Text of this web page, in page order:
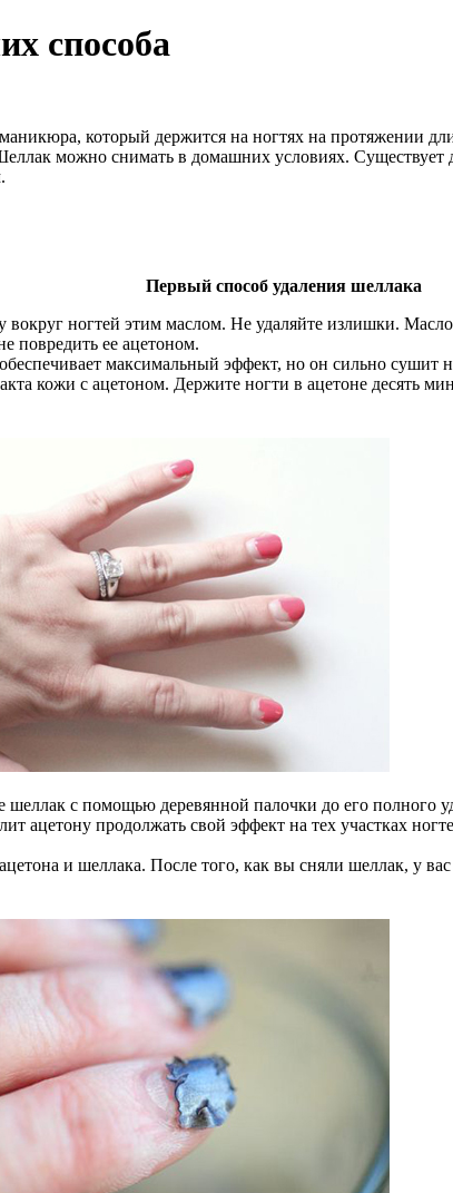
способа
который держится на ногтях на протяжении
можно снимать в домашних условиях. Существует
Первый способ удаления шеллака
ногтей этим маслом. Не удаляйте излишки.
повредить ее ацетоном.
максимальный эффект, но он сильно сушит
кожи с ацетоном. Держите ногти в ацетоне десять
с помощью деревянной палочки до его полного
ацетону продолжать свой эффект на тех участках
и шеллака. После того, как вы сняли шеллак, у